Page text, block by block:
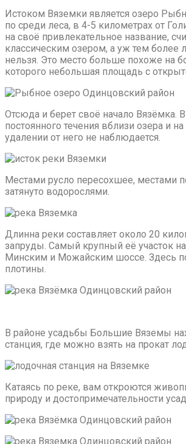
Истоком Вяземки является озеро
по среди леса, в 4-5 километрах от
на своё привлекательное название,
классическим озером, а уж тем более
нельзя. Это место больше похоже на
которого небольшая площадь с
Отсюда и берет своё начало Вязёмка.
постоянного течения вблизи озера и
удалении от него не наблюдается.
Местами русло пересохшее, местами
затянуто водорослями.
Длинна реки составляет около 20
запруды. Самый крупный её участок
Минским и Можайским шоссе. Здесь
плотины.
В районе усадьбы Большие Вяземы
станция, где можно взять на прокат
Катаясь по реке, вам откроются
природу и достопримечательности